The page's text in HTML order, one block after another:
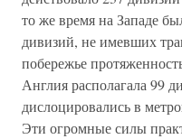
то же время на Западе
дивизий, не имевших
побережье
Англия располагала 99
дислоцировались в
Эти огромные силы